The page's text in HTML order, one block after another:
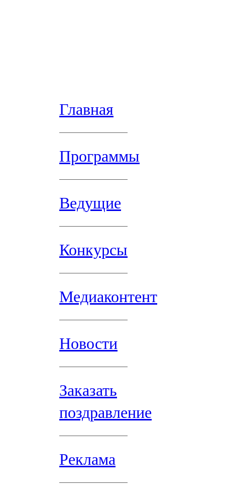
Главная
Программы
Ведущие
Конкурсы
Медиаконтент
Новости
Заказать
поздравление
Реклама